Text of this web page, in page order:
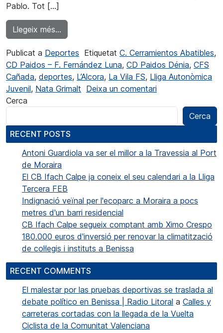
Pablo. Tot […]
Llegeix més…
Publicat a Deportes Etiquetat C. Cerramientos Abatibles,
CD Paidos – F. Fernández Luna, CD Paidos Dénia, CFS
Cañada, deportes, L’Alcora, La Vila FS, Lliga Autonòmica
Juvenil, Nata Grimalt Deixa un comentari
Cerca
Cerca
RECENT POSTS
Antoni Guardiola va ser el millor a la Travessia al Port
de Moraira
El CB Ifach Calpe ja coneix el seu calendari a la Lliga
Tercera FEB
Indignació veïnal per l'ecoparc a Moraira a pocs
metres d'un barri residencial
CB Ifach Calpe segueix comptant amb Ximo Crespo
180.000 euros d'inversió per renovar la climatització
de col·legis i instituts a Benissa
RECENT COMMENTS
El malestar por las pruebas deportivas se traslada al
debate político en Benissa | Radio Litoral a Calles y
carreteras cortadas con la llegada de la Vuelta
Ciclista de la Comunitat Valenciana